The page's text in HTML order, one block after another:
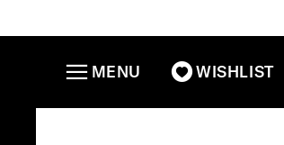
WISHLIST
MENU